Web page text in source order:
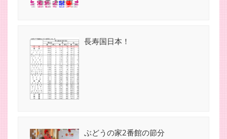
長寿国日本！
ぶどうの家2番館の節分